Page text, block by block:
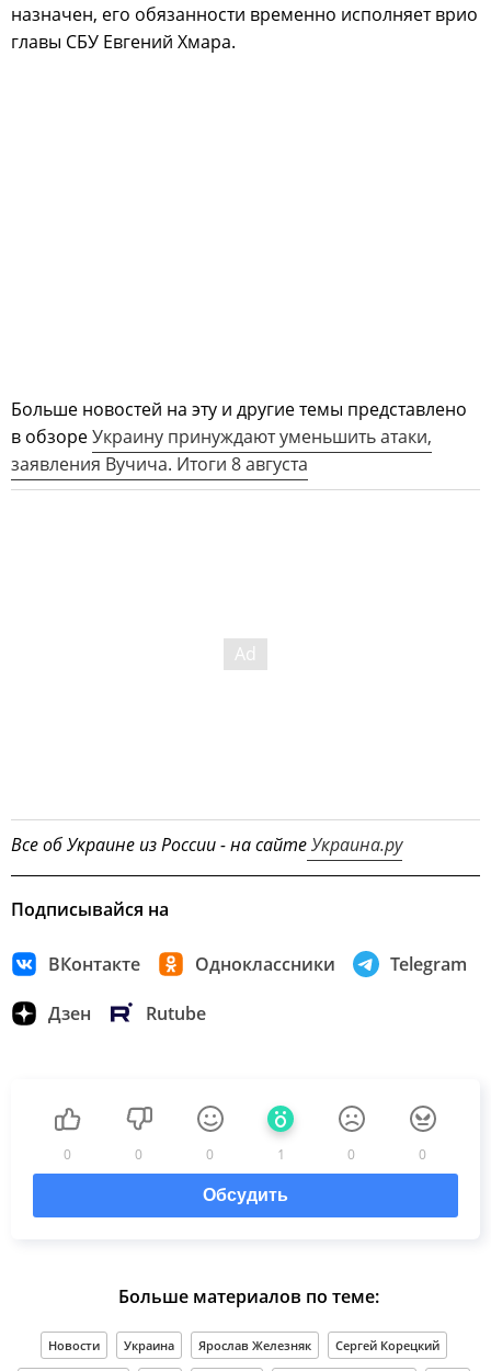
назначен, его обязанности временно исполняет врио
главы СБУ Евгений Хмара.
Больше новостей на эту и другие темы представлено
в обзореУкраину принуждают уменьшить атаки,
заявления Вучича. Итоги 8 августа
Все об Украине из России - на сайтеУкраина.ру
Подписывайся на
ВКонтакте Одноклассники Telegram
Дзен Rutube
0 0 0 1 0 0
Обсудить
Больше материалов по теме:
Новости Украина Ярослав Железняк Сергей Корецкий